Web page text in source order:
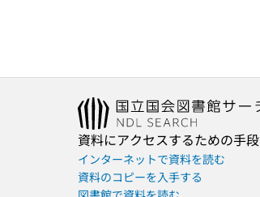
資料にアクセスするための手段
インターネットで資料を読む
資料のコピーを入手する